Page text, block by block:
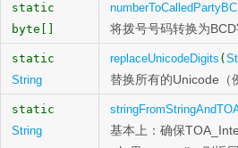
static
byte[]
将拨号号码转换为
static
String
replaceUnicodeDigits (
替换所有的Unicode（
static
String
基本上：确保